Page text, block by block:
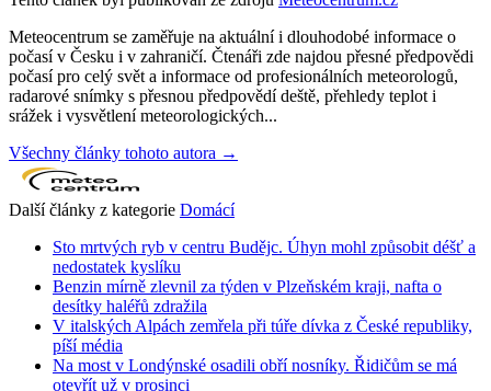
Meteocentrum se zaměřuje na aktuální i dlouhodobé informace o
počasí v Česku i v zahraničí. Čtenáři zde najdou přesné předpovědi
počasí pro celý svět a informace od profesionálních meteorologů,
radarové snímky s přesnou předpovědí deště, přehledy teplot i
srážek i vysvětlení meteorologických...
Všechny články tohoto autora →
Další články z kategorie Domácí
Sto mrtvých ryb v centru Budějc. Úhyn mohl způsobit déšť a
nedostatek kyslíku
Benzin mírně zlevnil za týden v Plzeňském kraji, nafta o
desítky haléřů zdražila
V italských Alpách zemřela při túře dívka z České republiky,
píší média
Na most v Londýnské osadili obří nosníky. Řidičům se má
otevřít už v prosinci